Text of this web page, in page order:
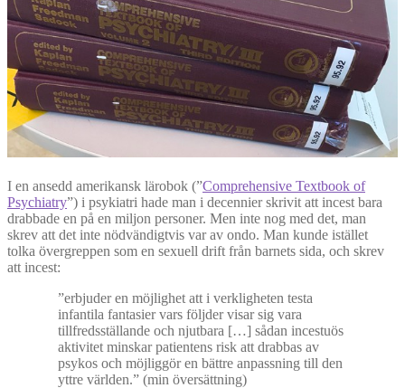
I en ansedd amerikansk lärobok (”Comprehensive Textbook of
Psychiatry”) i psykiatri hade man i decennier skrivit att incest bara
drabbade en på en miljon personer. Men inte nog med det, man
skrev att det inte nödvändigtvis var av ondo. Man kunde istället
tolka övergreppen som en sexuell drift från barnets sida, och skrev
att incest:
”erbjuder en möjlighet att i verkligheten testa
infantila fantasier vars följder visar sig vara
tillfredsställande och njutbara […] sådan incestuös
aktivitet minskar patientens risk att drabbas av
psykos och möjliggör en bättre anpassning till den
yttre världen.” (min översättning)